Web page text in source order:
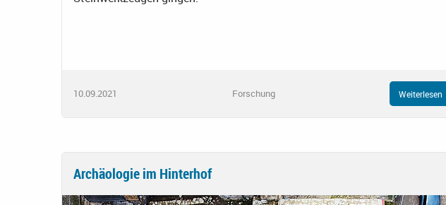
10.09.2021 Forschung Weiterlesen
Archäologie im Hinterhof